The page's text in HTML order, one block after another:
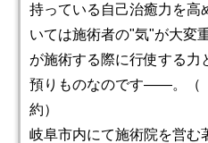
持っている自己治癒力を高
いては施術者の"気"が大変
が施術する際に行使する力
預りものなのです――。（
約）
岐阜市内にて施術院を営む